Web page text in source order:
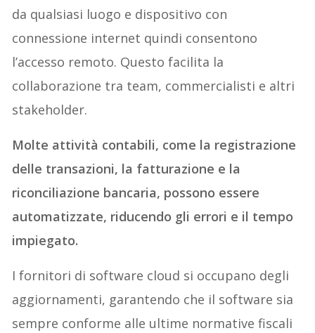
da qualsiasi luogo e dispositivo con
connessione internet quindi consentono
l’accesso remoto. Questo facilita la
collaborazione tra team, commercialisti e altri
stakeholder.
Molte attività contabili, come la registrazione
delle transazioni, la fatturazione e la
riconciliazione bancaria, possono essere
automatizzate, riducendo gli errori e il tempo
impiegato.
I fornitori di software cloud si occupano degli
aggiornamenti, garantendo che il software sia
sempre conforme alle ultime normative fiscali